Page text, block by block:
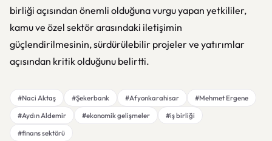
birliği açısından önemli olduğuna vurgu yapan yetkililer,
kamu ve özel sektör arasındaki iletişimin
güçlendirilmesinin, sürdürülebilir projeler ve yatırımlar
açısından kritik olduğunu belirtti.
#Naci Aktaş #Şekerbank #Afyonkarahisar
#Mehmet Ergene
#Aydın Aldemir
#ekonomik gelişmeler
#iş birliği
#finans sektörü